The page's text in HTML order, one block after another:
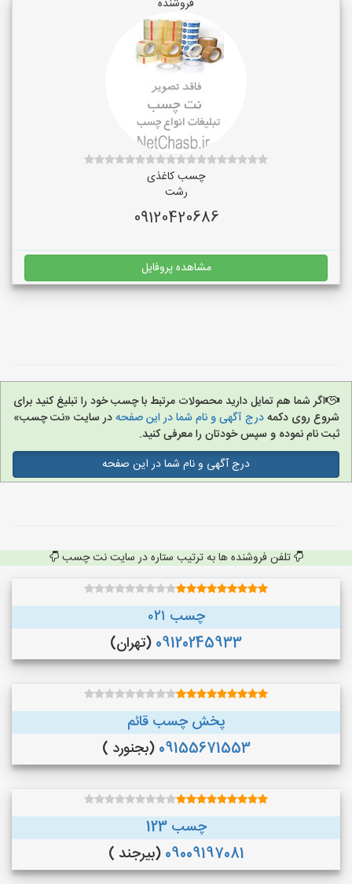
فروشنده
چسب کاغذی
رشت
09120420686
مشاهده پروفایل
اگر شما هم تمایل دارید محصولات مرتبط با چسب خود را تبلیغ کنید برای
شروع روی دکمهدرج آگهی و نام شما در این صفحهدر سایت «نت چسب»
ثبت نام نموده و سپس خودتان را معرفی کنید.
درج آگهی و نام شما در این صفحه
تلفن فروشنده ها به ترتیب ستاره در سایت نت چسب
چسب ۰۲۱
09120245933 (تهران)
پخش چسب قائم
09155671553 (بجنورد )
چسب 123
09009197081 (بیرجند )